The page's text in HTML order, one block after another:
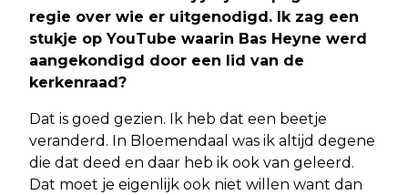
regie over wie er uitgenodigd. Ik zag een
stukje op YouTube waarin Bas Heyne werd
aangekondigd door een lid van de
kerkenraad?
Dat is goed gezien. Ik heb dat een beetje
veranderd. In Bloemendaal was ik altijd degene
die dat deed en daar heb ik ook van geleerd.
Dat moet je eigenlijk ook niet willen want dan